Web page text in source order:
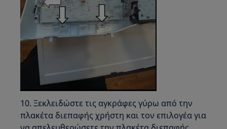
10. Ξεκλειδώστε τις αγκράφες γύρω από την
πλακέτα διεπαφής χρήστη και τον επιλογέα για